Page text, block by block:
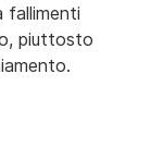
fallimenti
piuttosto